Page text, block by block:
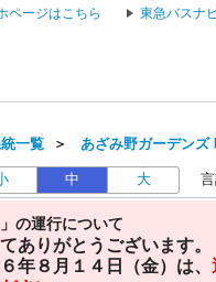
ページはこちら 東急バスナ
一覧 ＞ あざみ野ガーデンズ
中 大
の運行について
ありがとうございます。
年８月１４日（金）は、